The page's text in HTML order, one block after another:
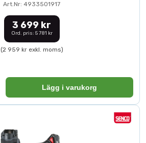
Art.Nr: 4933501917
3 699 kr
Ord. pris: 5 781 kr
(2 959 kr exkl. moms)
Lägg i varukorg